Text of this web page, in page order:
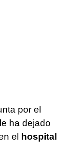
por el
ha dejado
el
hospital